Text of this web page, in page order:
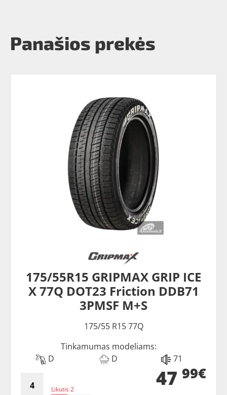
Panašios prekės
175/55R15 GRIPMAX GRIP ICE
X 77Q DOT23 Friction DDB71
3PMSF M+S
175/55 R15 77Q
Tinkamumas modeliams:
D
D 71
Likutis 2 47 99€